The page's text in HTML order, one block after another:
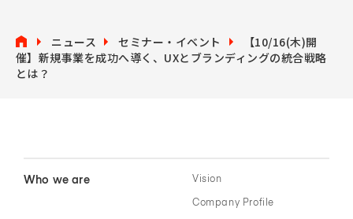
ニュース セミナー・イベント
【10/16(木)開
催】新規事業を成功へ導く、UXとブランディングの統合戦略
とは？
Who we are Vision
Company Profile